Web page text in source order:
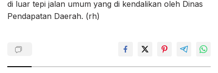
di luar tepi jalan umum yang di kendalikan oleh Dinas
Pendapatan Daerah. (rh)